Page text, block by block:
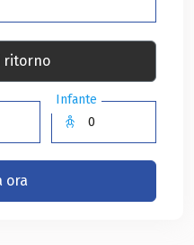
ritorno
Infante
ora